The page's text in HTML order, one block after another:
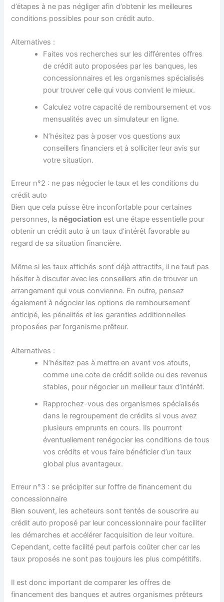
d’étapes à ne pas négliger afin d’obtenir les meilleures
conditions possibles pour son crédit auto.
Alternatives :
Faites vos recherches sur les différentes offres
de crédit auto proposées par les banques, les
concessionnaires et les organismes spécialisés
pour trouver celle qui vous convient le mieux.
Calculez votre capacité de remboursement et vos
mensualités avec un simulateur en ligne.
N’hésitez pas à poser vos questions aux
conseillers financiers et à solliciter leur avis sur
votre situation.
Erreur n°2 : ne pas négocier le taux et les conditions du
crédit auto
Bien que cela puisse être inconfortable pour certaines
personnes, la négociation est une étape essentielle pour
obtenir un crédit auto à un taux d’intérêt favorable au
regard de sa situation financière.
Même si les taux affichés sont déjà attractifs, il ne faut pas
hésiter à discuter avec les conseillers afin de trouver un
arrangement qui vous convienne. En outre, pensez
également à négocier les options de remboursement
anticipé, les pénalités et les garanties additionnelles
proposées par l’organisme prêteur.
Alternatives :
N’hésitez pas à mettre en avant vos atouts,
comme une cote de crédit solide ou des revenus
stables, pour négocier un meilleur taux d’intérêt.
Rapprochez-vous des organismes spécialisés
dans le regroupement de crédits si vous avez
plusieurs emprunts en cours. Ils pourront
éventuellement renégocier les conditions de tous
vos crédits et vous faire bénéficier d’un taux
global plus avantageux.
Erreur n°3 : se précipiter sur l’offre de financement du
concessionnaire
Bien souvent, les acheteurs sont tentés de souscrire au
crédit auto proposé par leur concessionnaire pour faciliter
les démarches et accélérer l’acquisition de leur voiture.
Cependant, cette facilité peut parfois coûter cher car les
taux proposés ne sont pas toujours les plus compétitifs.
Il est donc important de comparer les offres de
financement des banques et autres organismes prêteurs